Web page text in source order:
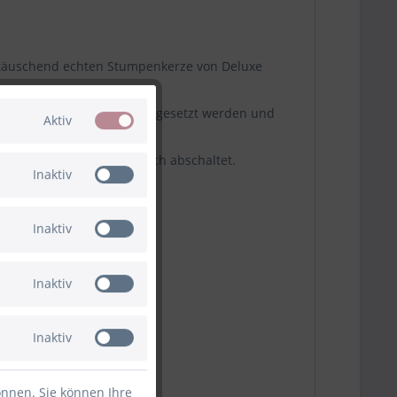
echten Stumpenkerze von Deluxe
direktem Regen ausgesetzt werden und
8 Stunden automatisch abschaltet.
Kindern
Aktiv
Inaktiv
Inaktiv
Inaktiv
Inaktiv
Sie können Ihre